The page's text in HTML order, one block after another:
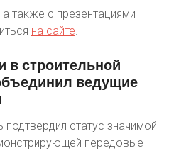
также с презентациями
на сайте.
встроительной
ведущие
статус значимой
передовые